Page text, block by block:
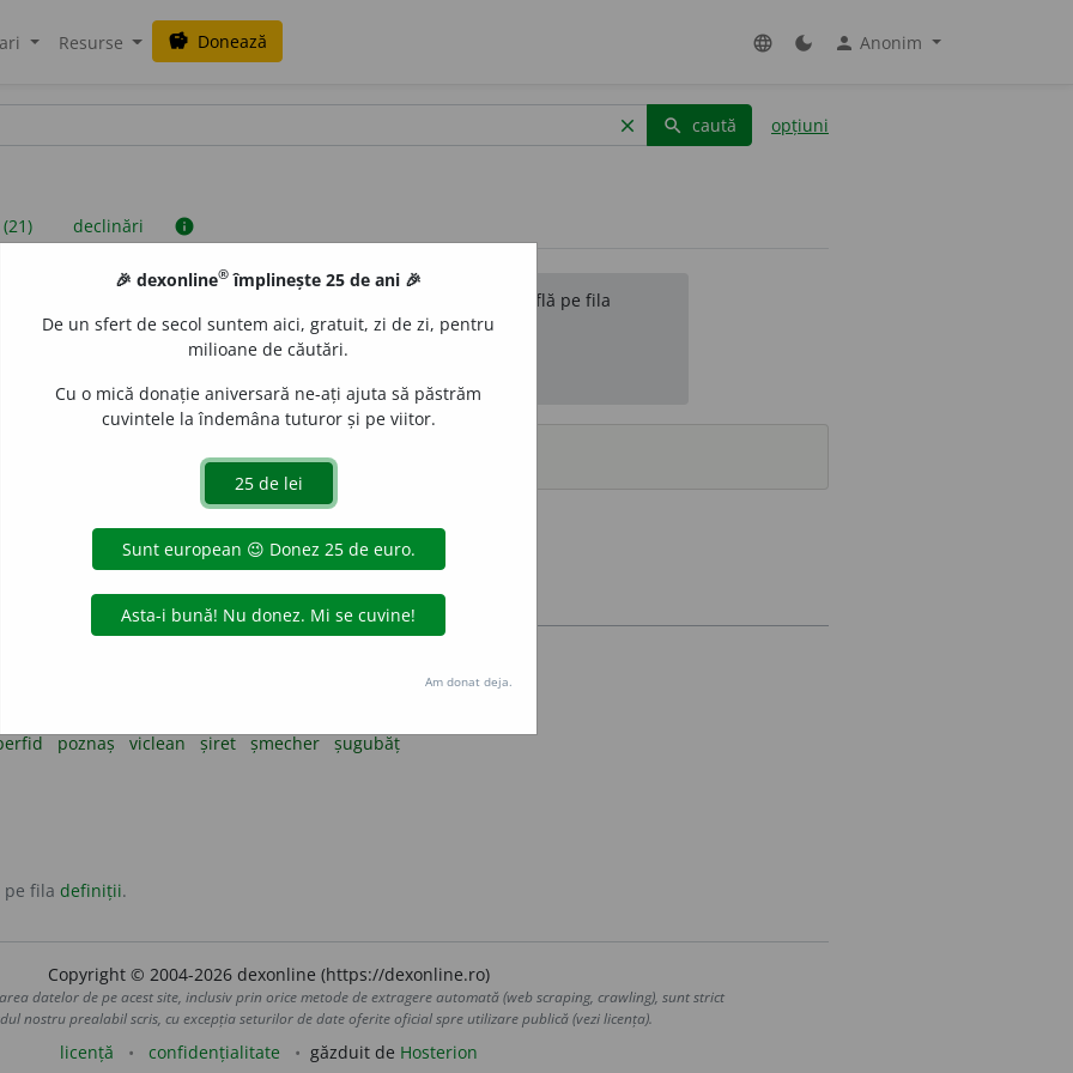
Resurse savings Donează language dark_mode person Anonim
clear search caută opțiuni
declinări info
sunt compilate de echipa dexonline. Definițiile originale se află pe fila
reordona filele pe pagina depreferințe.
surse
masculin
feminin
perfid, poznaș, viclean, șiret, șmecher, șugubăț.
poznaș viclean șiret șmecher
șugubăț
pe fila definiții.
Copyright © 2004-2026 dexonline (https://dexonline.ro)
datelor de pe acest site, inclusiv prin orice metode de extragere automată (web scraping, crawling), sunt strict
nostru prealabil scris, cu excepția seturilor de date oferite oficial spre utilizare publică (vezi licența).
licență confidențialitate găzduit de Hosterion
🎉 dexonline® împlinește 25 de ani 🎉
De un sfert de secol suntem aici, gratuit, zi de zi, pentru
milioane de căutări.
Cu o mică donație aniversară ne-ați ajuta să păstrăm
cuvintele la îndemâna tuturor și pe viitor.
Am donat deja.